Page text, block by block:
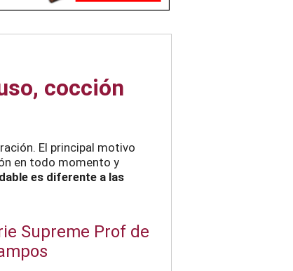
cocción
El principal motivo
en todo momento y
es diferente a las
Supreme Prof de